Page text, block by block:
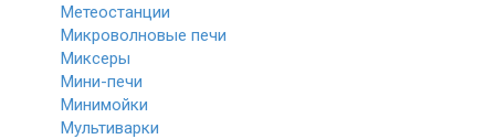
Метеостанции
Микроволновые печи
Миксеры
Мини-печи
Минимойки
Мультиварки